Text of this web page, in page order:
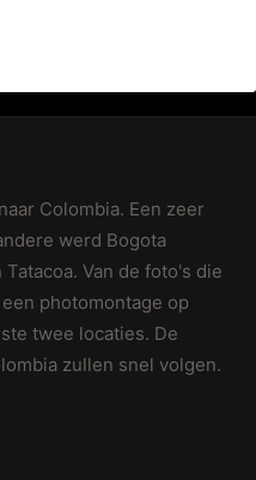
Colombia. Een zeer
werd Bogota
Van de foto's die
photomontage op
twee locaties. De
zullen snel volgen.